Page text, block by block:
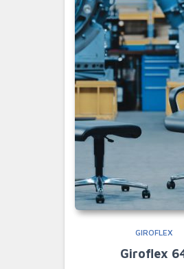
GIROFLEX
Giroflex